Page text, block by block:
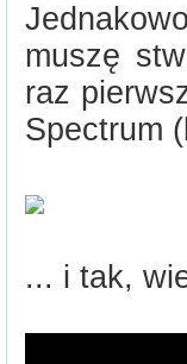
muszę
raz
Spectrum
... i tak,